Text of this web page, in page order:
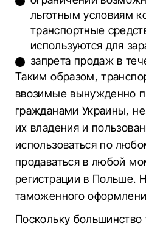
льготным условиям
транспортные
используются для
запрета продаж в
Таким образом,
ввозимые вынужденно
гражданами Украины,
их владения и
использоваться по
продаваться в любой
регистрации в Польше.
таможенного
Поскольку большинство